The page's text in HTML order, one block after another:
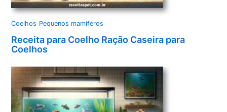
Coelhos Pequenos mamíferos
Receita para Coelho Ração Caseira para
Coelhos